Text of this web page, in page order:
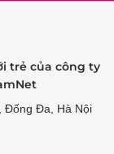
trẻ của công ty
Đống Đa, Hà Nội